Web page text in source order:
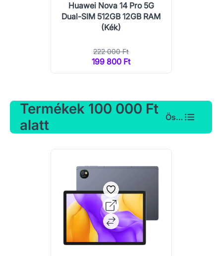
Huawei Nova 14 Pro 5G
Dual-SIM 512GB 12GB RAM
(Kék)
222 000 Ft
199 800 Ft
Termékek 100 000 Ft
alatt
Összes